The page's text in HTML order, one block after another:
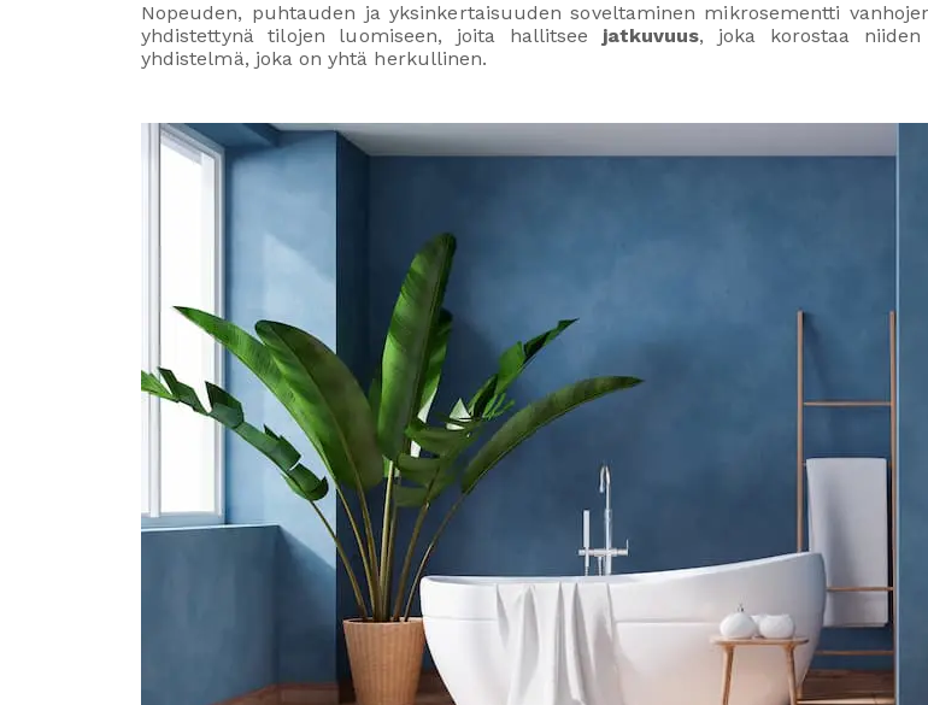
Nopeuden, puhtauden ja yksinkertaisuuden soveltaminen mikrosementti
yhdistettynä tilojen luomiseen, joita hallitsee jatkuvuus, joka korostaa niiden
yhdistelmä, joka on yhtä herkullinen.